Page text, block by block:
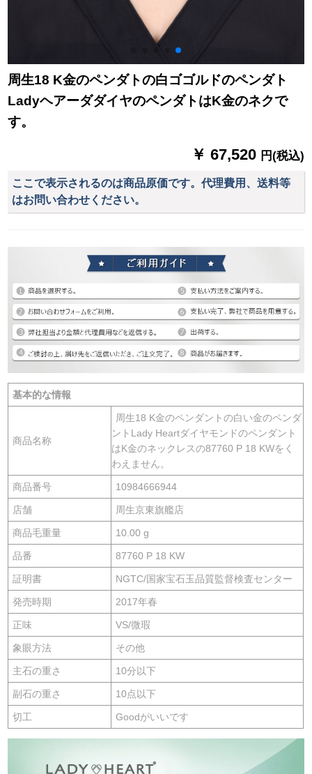
周生18 K金のペンダトの白ゴゴルドのペンダト
LadyヘアーダダイヤのペンダトはK金のネクで
す。
￥ 67,520 円(税込)
ここで表示されるのは商品原価です。代理費用、送料等
はお問い合わせください。
基本的な情報
商品名称
周生18 K金のペンダントの白い金のペンダ
ントLady Heartダイヤモンドのペンダント
はK金のネックレスの87760 P 18 KWをく
わえません。
商品番号 10984666944
店舗 周生京東旗艦店
商品毛重量 10.00 g
品番 87760 P 18 KW
証明書 NGTC/国家宝石玉品質監督検査センター
発売時期 2017年春
正味 VS/微瑕
象眼方法 その他
主石の重さ 10分以下
副石の重さ 10点以下
切工 Goodがいいです